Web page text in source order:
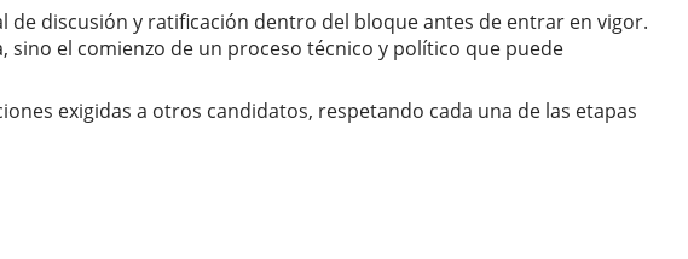
discusión y ratificación dentro del bloque antes de entrar en vigor.
sino el comienzo de un proceso técnico y político que puede
exigidas a otros candidatos, respetando cada una de las etapas